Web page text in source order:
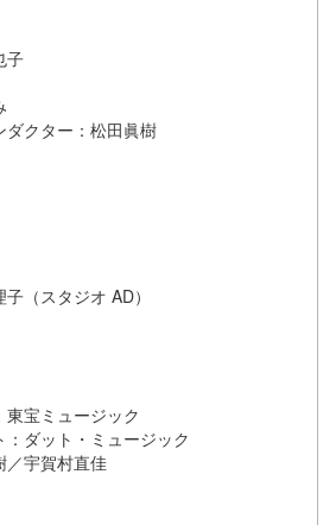
子
ダクター：松田眞樹
（スタジオ AD）
宝ミュージック
ダット・ミュージック
／宇賀村直佳